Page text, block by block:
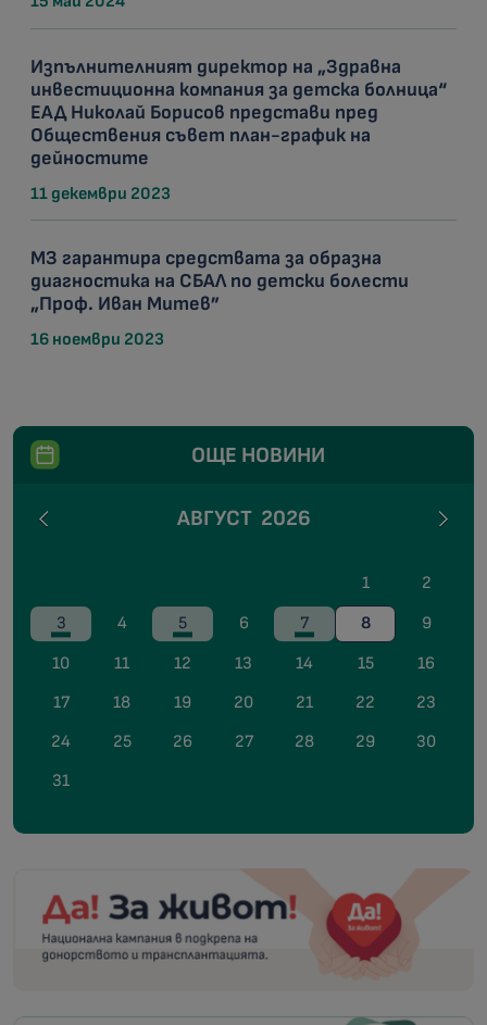
Изпълнителният директор на „Здравна
инвестиционна компания за детска болница“
ЕАД Николай Борисов представи пред
Обществения съвет план-график на
дейностите
11 декември 2023
МЗ гарантира средствата за образна
диагностика на СБАЛ по детски болести
„Проф. Иван Митев”
16 ноември 2023
ОЩЕ НОВИНИ
АВГУСТ 2026
1
2
3
4 5 6 7 8
9
10
11 12 13 14 15
16
17
18 19 20 21 22
23
24
25 26 27 28 29
30
31